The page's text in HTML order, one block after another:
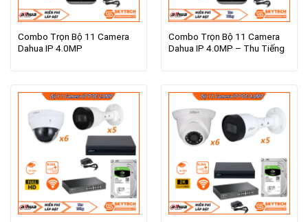
Combo Trọn Bộ 11 Camera
Dahua IP 4.0MP
Combo Trọn Bộ 11 Camera
Dahua IP 4.0MP – Thu Tiếng